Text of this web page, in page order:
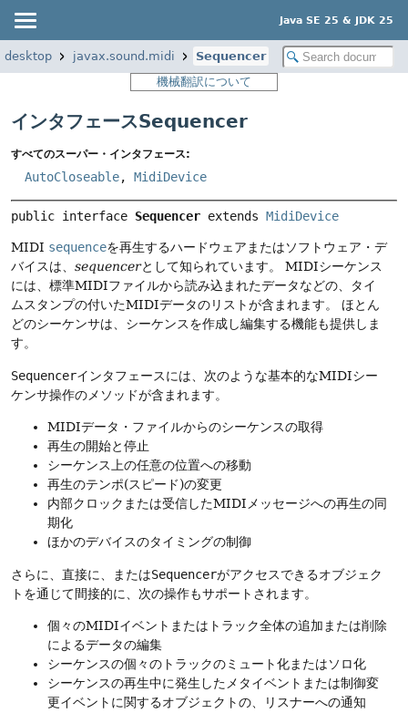
Java SE 25 & JDK 25
javax.sound.midi
Sequencer
機械翻訳について
インタフェースSequencer
すべてのスーパー・インタフェース:
AutoCloseable, MidiDevice
public interface Sequencer extends MidiDevice
MIDI sequenceを再生するハードウェアまたはソフトウェア・デ
バイスは、 sequencerとして知られています。
MIDIシーケンス
には、標準MIDIファイルから読み込まれたデータなどの、タイ
ムスタンプの付いたMIDIデータのリストが含まれます。
ほとん
どのシーケンサは、シーケンスを作成し編集する機能も提供しま
す。
Sequencerインタフェースには、次のような基本的なMIDIシー
ケンサ操作のメソッドが含まれます。
MIDIデータ・ファイルからのシーケンスの取得
再生の開始と停止
シーケンス上の任意の位置への移動
再生のテンポ(スピード)の変更
内部クロックまたは受信したMIDIメッセージへの再生の同
期化
ほかのデバイスのタイミングの制御
さらに、直接に、またはSequencerがアクセスできるオブジェク
トを通じて間接的に、次の操作もサポートされます。
個々のMIDIイベントまたはトラック全体の追加または削除
によるデータの編集
シーケンスの個々のトラックのミュート化またはソロ化
シーケンスの再生中に発生したメタイベントまたは制御変
更イベントに関するオブジェクトの、リスナーへの通知